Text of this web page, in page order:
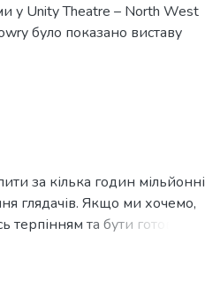
у Unity Theatre – North West
було показано виставу
за кілька годин мільйонні
глядачів. Якщо ми хочемо,
терпінням та бути готовими